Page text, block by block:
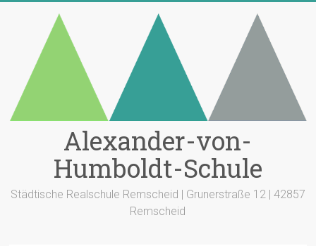
Alexander-von-
Humboldt-Schule
Städtische Realschule Remscheid | Grunerstraße 12 | 42857
Remscheid